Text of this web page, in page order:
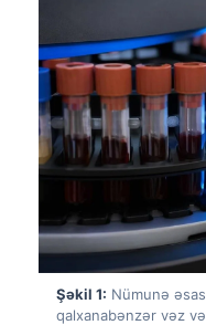
Şəkil 1: Nümunə
qalxanabənzər vəz